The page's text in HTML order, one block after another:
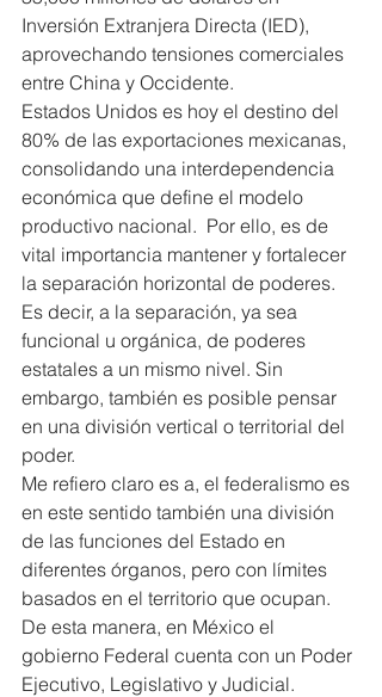
Inversión Extranjera Directa (IED),
aprovechando tensiones comerciales
entre China y Occidente.
Estados Unidos es hoy el destino del
80% de las exportaciones mexicanas,
consolidando una interdependencia
económica que define el modelo
productivo nacional.  Por ello, es de
vital importancia mantener y fortalecer
la separación horizontal de poderes.
Es decir, a la separación, ya sea
funcional u orgánica, de poderes
estatales a un mismo nivel. Sin
embargo, también es posible pensar
en una división vertical o territorial del
poder.
Me refiero claro es a, el federalismo es
en este sentido también una división
de las funciones del Estado en
diferentes órganos, pero con límites
basados en el territorio que ocupan.
De esta manera, en México el
gobierno Federal cuenta con un Poder
Ejecutivo, Legislativo y Judicial.